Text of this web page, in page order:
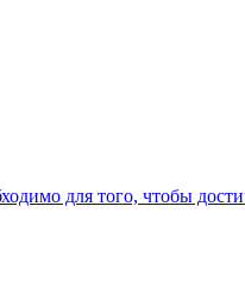
для того, чтобы